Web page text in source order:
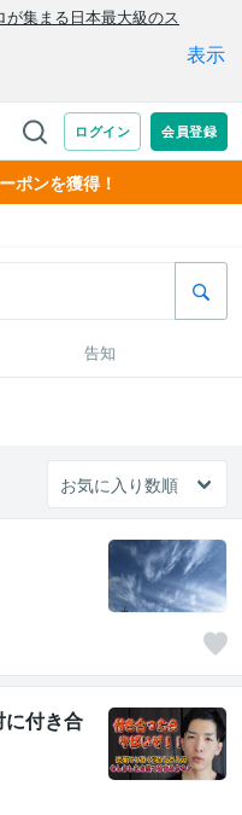
ポンを獲得！
告知
に付き合